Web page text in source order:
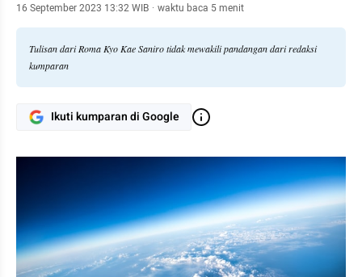
16 September 2023 13:32 WIB · waktu baca 5 menit
Tulisan dari Roma Kyo Kae Saniro tidak mewakili pandangan dari redaksi
kumparan
Ikuti kumparan di Google